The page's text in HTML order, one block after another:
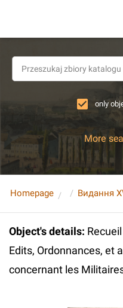
only
More
Homepage Видання
Object's details:
Edits, Ordonnances, et
concernant les